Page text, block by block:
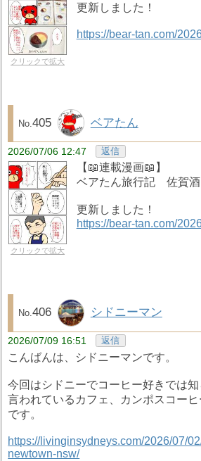
クリックで拡大
更新しました！
https://bear-tan.com/
405 ベアたん
2026/07/06 12:47 返信
クリックで拡大
【📖連載漫画📖】
ベアたん旅行記 佐賀
更新しました！
https://bear-tan.com/
406 シドニーマン
2026/07/09 16:51 返信
こんばんは、シドニーマンです。
今回はシドニーでコーヒー好きでは
言われているカフェ、カンポスコー
です。
https://livinginsydneys.com/2026/07/
newtown-nsw/